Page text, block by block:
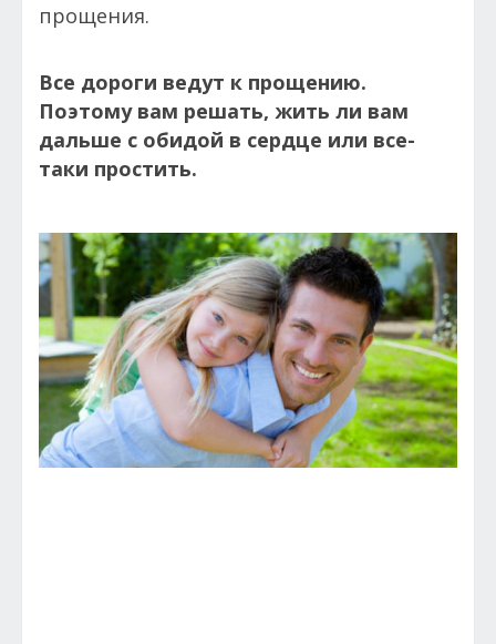
прощения.
Все дороги ведут к прощению.
Поэтому вам решать, жить ли вам
дальше с обидой в сердце или все-
таки простить.